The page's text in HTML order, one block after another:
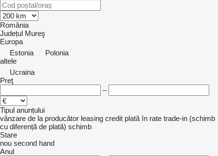
România
Județul Mureş
Europa
Estonia
Polonia
altele
Ucraina
Preţ
–
Tipul anunțului
vânzare de la producător leasing credit plată în rate trade-in (schimb
cu diferență de plată) schimb
Stare
nou second hand
Anul